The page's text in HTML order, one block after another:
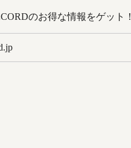
のお得な情報をゲット！